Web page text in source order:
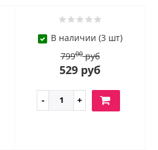
В наличии (3 шт)
79900руб
529 руб